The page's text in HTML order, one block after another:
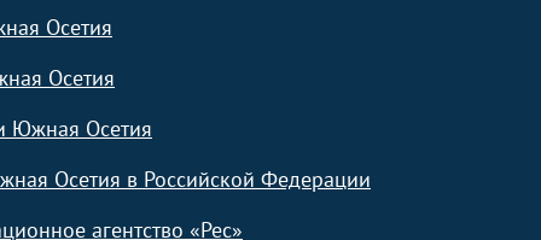
Осетия
Осетия
Южная Осетия
Осетия в Российской Федерации
агентство «Рес»